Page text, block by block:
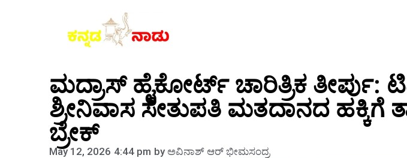
ಮದ್ರಾಸ್ ಹೈಕೋರ್ಟ್ ಚಾರಿತ್ರಿಕ ತೀರ್ಪು:
ಶ್ರೀನಿವಾಸ ಸೇತುಪತಿ ಮತದಾನದ ಹಕ್ಕಿಗೆ
ಬ್ರೇಕ್
May 12, 2026 4:44 pm byಅವಿನಾಶ್‌ ಆರ್‌ ಭೀಮಸಂದ್ರ